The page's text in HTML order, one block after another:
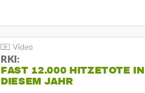
RKI:
FAST 12.000 HITZETOTE IN
DIESEM JAHR